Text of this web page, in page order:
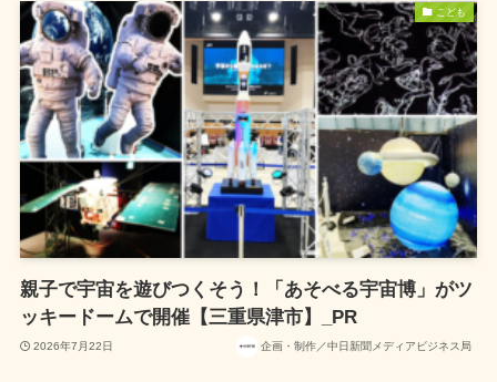
こども
親子で宇宙を遊びつくそう！「あそべる宇宙博」がツ
ッキードームで開催【三重県津市】_PR
2026年7月22日 企画・制作／中日新聞メディアビジネス局